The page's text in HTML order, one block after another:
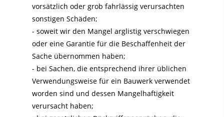
vorsätzlich oder grob fahrlässig verursachten
sonstigen Schäden;
- soweit wir den Mangel arglistig verschwiegen
oder eine Garantie für die Beschaffenheit der
Sache übernommen haben;
- bei Sachen, die entsprechend ihrer üblichen
Verwendungsweise für ein Bauwerk verwendet
worden sind und dessen Mangelhaftigkeit
verursacht haben;